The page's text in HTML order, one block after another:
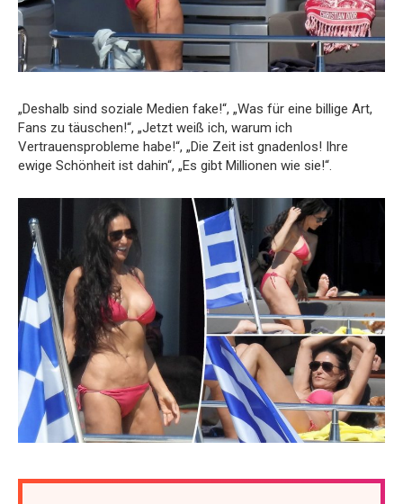
„Deshalb sind soziale Medien fake!“, „Was für eine billige Art,
Fans zu täuschen!“, „Jetzt weiß ich, warum ich
Vertrauensprobleme habe!“, „Die Zeit ist gnadenlos! Ihre
ewige Schönheit ist dahin“, „Es gibt Millionen wie sie!“.